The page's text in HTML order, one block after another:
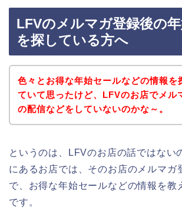
LFVのメルマガ登録後の
を探している方へ
色々とお得な年始セールなどの情報を
ていて思ったけど、LFVのお店でメル
の配信などをしていないのかな～。
というのは、LFVのお店の話ではない
にあるお店では、そのお店のメルマガ
で、お得な年始セールなどの情報を教
です。